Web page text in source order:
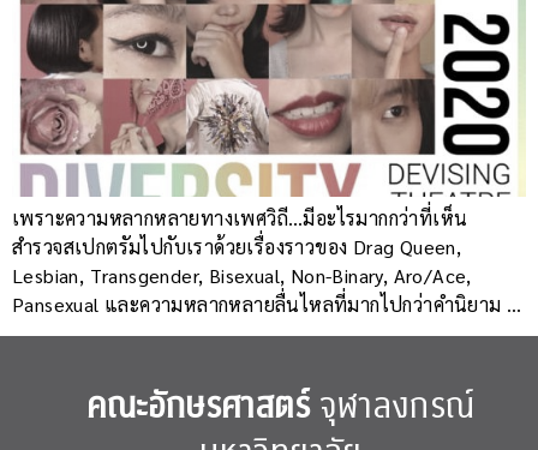
เพราะความหลากหลายทางเพศวิถี…มีอะไรมากกว่าที่เห็น
สำรวจสเปกตรัมไปกับเราด้วยเรื่องราวของ Drag Queen,
Lesbian, Transgender, Bisexual, Non-Binary, Aro/Ace,
Pansexual และความหลากหลายลื่นไหลที่มากไปกว่าคำนิยาม …
คณะอักษรศาสตร์จุฬาลงกรณ์